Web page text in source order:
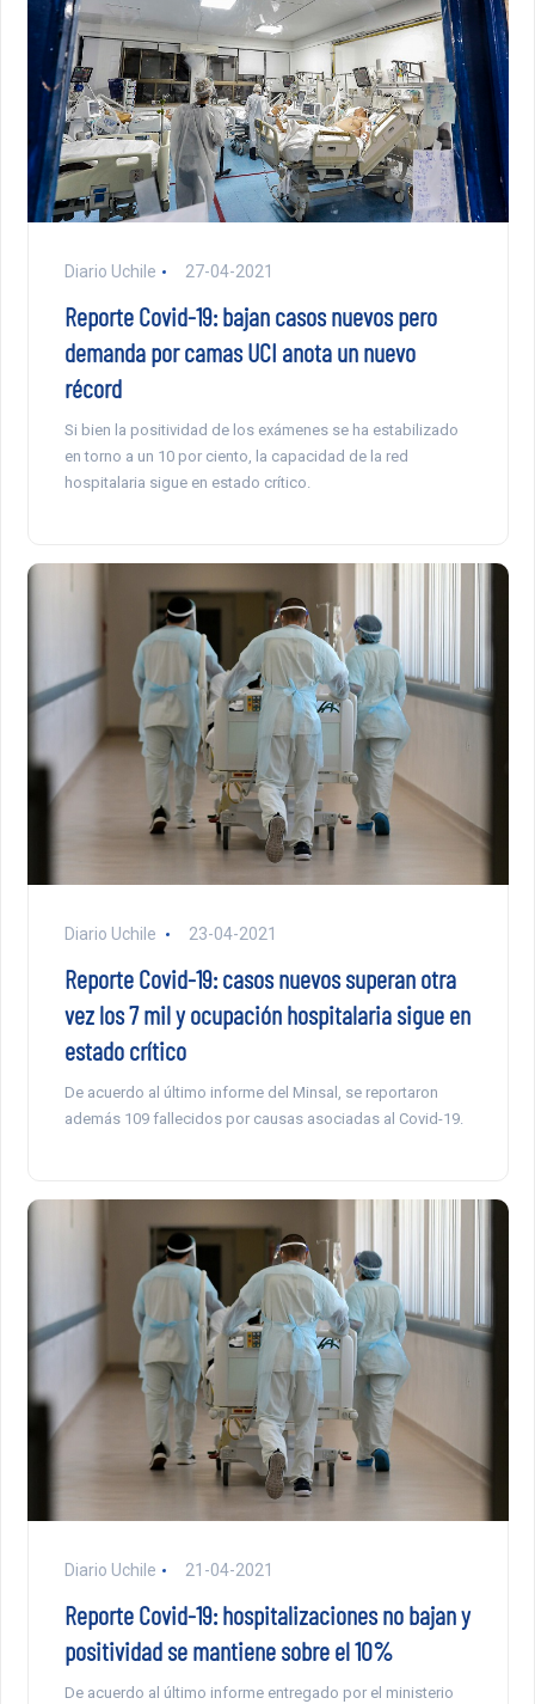
Diario Uchile 27-04-2021
Reporte Covid-19: bajan casos nuevos pero
demanda por camas UCI anota un nuevo
récord
Si bien la positividad de los exámenes se ha estabilizado
en torno a un 10 por ciento, la capacidad de la red
hospitalaria sigue en estado crítico.
Diario Uchile 23-04-2021
Reporte Covid-19: casos nuevos superan otra
vez los 7 mil y ocupación hospitalaria sigue en
estado crítico
De acuerdo al último informe del Minsal, se reportaron
además 109 fallecidos por causas asociadas al Covid-19.
Diario Uchile 21-04-2021
Reporte Covid-19: hospitalizaciones no bajan y
positividad se mantiene sobre el 10%
De acuerdo al último informe entregado por el ministerio